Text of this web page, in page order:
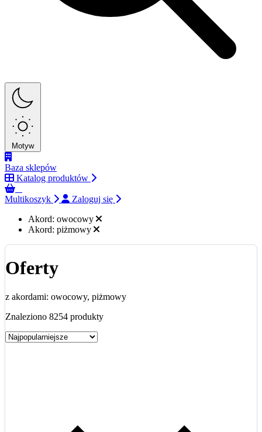
Motyw
Baza sklepów
Katalog produktów
Multikoszyk
Zaloguj się
Akord: owocowy
Akord: piżmowy
Oferty
z akordami: owocowy, piżmowy
Znaleziono 8254 produkty